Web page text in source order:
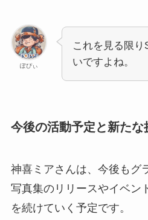
ぽぴぃ
これを見る限り
いですよね。
今後の活動予定と新たな
神喜ミアさんは、今後もグ
写真集のリリースやイベン
を続けていく予定です。